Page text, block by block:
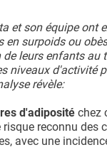
et son équipe ont
surpoids ou
leurs enfants au
niveaux d'activité
révèle:
d'adiposité chez
reconnu des
avec une